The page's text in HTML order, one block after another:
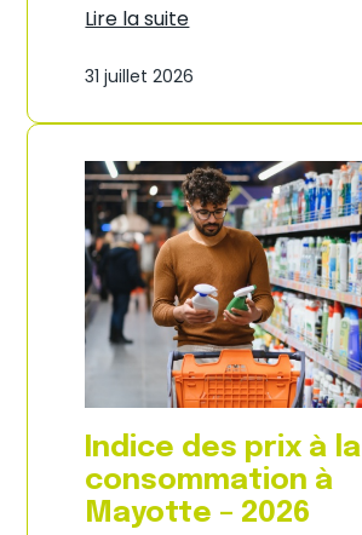
’
m
p
r
t
a
t
i
o
n
d
e
l
’
i
n
d
u
s
t
r
i
Lire la suite
n
i
e
d
e
s
r
i
x
à
l
a
c
o
n
s
o
m
31 juillet 2026
Indice des prix à la
consommation à
Mayotte – 2026